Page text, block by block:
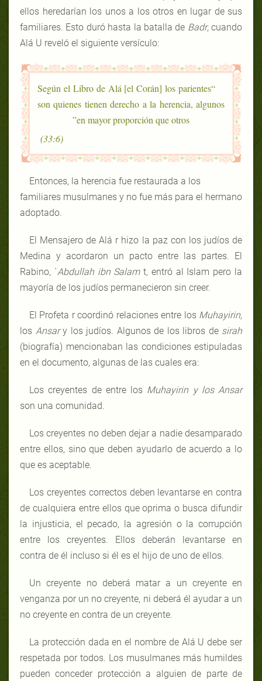
ellos heredarían los unos a los otros en lugar de sus
familiares. Esto duró hasta la batalla de Badr, cuando
Alá U reveló el siguiente versículo:
“Según el Libro de Alá [el Corán] los parientes
son quienes tienen derecho a la herencia, algunos
en mayor proporción que otros”
(33:6)
Entonces, la herencia fue restaurada a los
familiares musulmanes y no fue más para el hermano
adoptado.
El Mensajero de Alá r hizo la paz con los judíos de
Medina y acordaron un pacto entre las partes. El
Rabino, `Abdullah ibn Salamt, entró al Islam pero la
mayoría de los judíos permanecieron sin creer.
El Profeta r coordinó relaciones entre los Muhayirin,
los Ansary los judíos. Algunos de los libros de sirah
(biografía) mencionaban las condiciones estipuladas
en el documento, algunas de las cuales era:
Los creyentes de entre los Muhayirin y los Ansar
son una comunidad.
Los creyentes no deben dejar a nadie desamparado
entre ellos, sino que deben ayudarlo de acuerdo a lo
que es aceptable.
Los creyentes correctos deben levantarse en contra
de cualquiera entre ellos que oprima o busca difundir
la injusticia, el pecado, la agresión o la corrupción
entre los creyentes. Ellos deberán levantarse en
contra de él incluso si él es el hijo de uno de ellos.
Un creyente no deberá matar a un creyente en
venganza por un no creyente, ni deberá él ayudar a un
no creyente en contra de un creyente.
La protección dada en el nombre de Alá U debe ser
respetada por todos. Los musulmanes más humildes
pueden conceder protección a alguien de parte de